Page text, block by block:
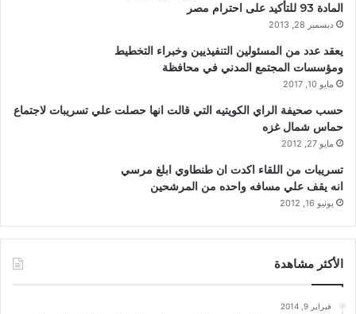
المادة 93 للتأكيد على احترام مصر
ديسمبر 28, 2013
يعقد عدد من المسئولين التنفيذيين وخبراء التخطيط
ومؤسسات المجتمع المدني في محافظة
مايو 10, 2017
حسب صحيفة الراي الكويتيه التي قالت انها حصلت علي تسريبات لاجتماع
حماس شمال غزه
مايو 27, 2012
تسريبات من اللقاء اكدت ان طنطاوي ابلغ مرسي
انه يقف علي مسافه واحده من المرشحين
يونيو 16, 2012
الأكثر مشاهدة
فبراير 9, 2014